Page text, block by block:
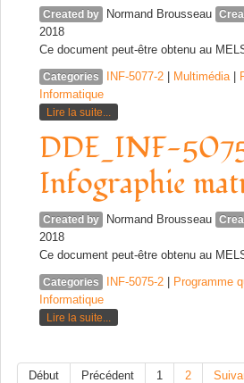
Created by Normand Brousseau
2018
Ce document peut-être obtenu au
Categories INF-5077-2 Multimédia|
Informatique
Lire la suite...
DDE_INF-
Infographie
Created by Normand Brousseau
2018
Ce document peut-être obtenu au
Categories INF-5075-2 Programme
Informatique
Lire la suite...
Début Précédent 1 2